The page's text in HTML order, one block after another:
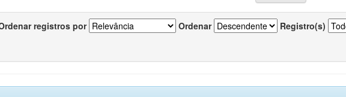
registros por Ordenar Registro(s)